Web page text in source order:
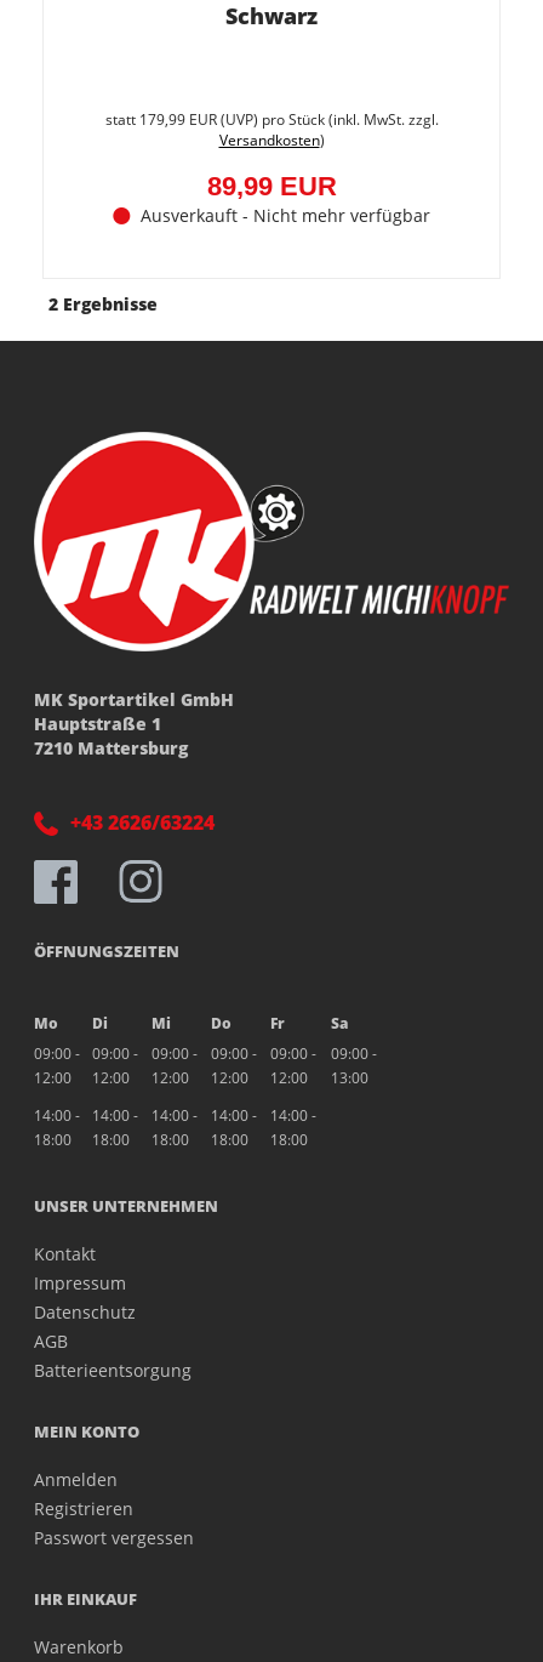
Schwarz
statt 179,99 EUR(UVP) pro Stück (inkl. MwSt. zzgl.
Versandkosten)
89,99 EUR
Ausverkauft - Nicht mehr verfügbar
2 Ergebnisse
MK Sportartikel GmbH
Hauptstraße 1
7210 Mattersburg
+43 2626/63224
ÖFFNUNGSZEITEN
Mo Di Mi Do Fr
Sa
09:00 -
12:00
09:00 -
12:00
09:00 -
12:00
09:00 -
12:00
09:00 -
12:00
09:00 -
13:00
14:00 -
18:00
14:00 -
18:00
14:00 -
18:00
14:00 -
18:00
14:00 -
18:00
UNSER UNTERNEHMEN
Kontakt
Impressum
Datenschutz
AGB
Batterieentsorgung
MEIN KONTO
Anmelden
Registrieren
Passwort vergessen
IHR EINKAUF
Warenkorb